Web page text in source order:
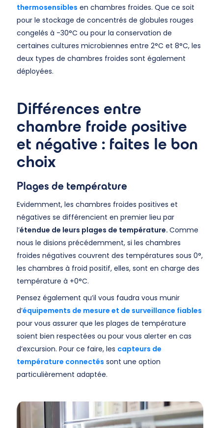
thermosensibles en chambres froides. Que ce soit
pour le stockage de concentrés de globules rouges
congelés à -30°C ou pour la conservation de
certaines cultures microbiennes entre 2°C et 8°C, les
deux types de chambres froides sont également
déployées.
Différences entre
chambre froide positive
et négative : faites le bon
choix
Plages de température
Evidemment, les chambres froides positives et
négatives se différencient en premier lieu par
l’étendue de leurs plages de température. Comme
nous le disions précédemment, si les chambres
froides négatives couvrent des températures sous 0°,
les chambres à froid positif, elles, sont en charge des
température à +0°C.
Pensez également qu’il vous faudra vous munir
d’équipements de mesure et de surveillance fiables
pour vous assurer que les plages de température
soient bien respectées ou pour vous alerter en cas
d’excursion. Pour ce faire, les capteurs de
température connectés sont une option
particulièrement adaptée.